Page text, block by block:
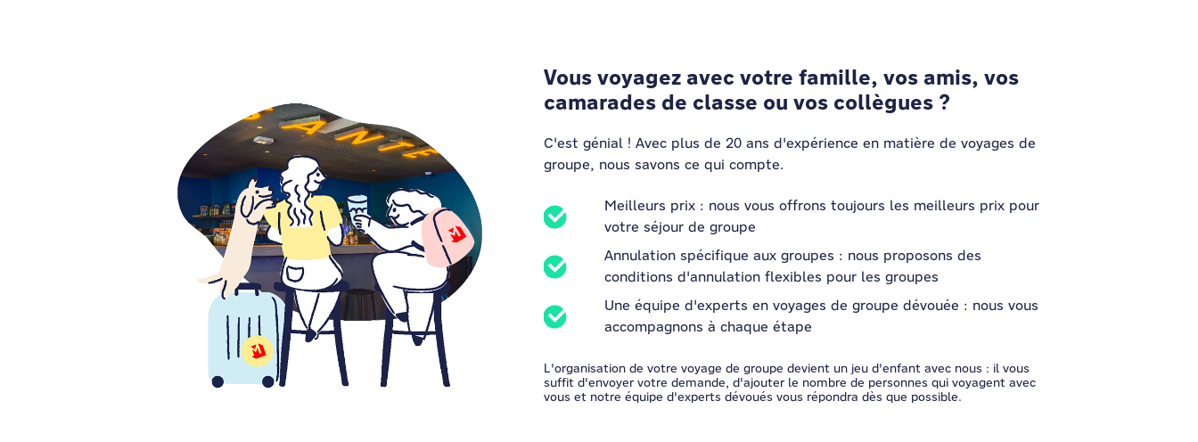
Vous voyagez avec votre famille, vos amis, vos
camarades de classe ou vos collègues ?
C'est génial ! Avec plus de 20 ans d'expérience en matière de voyages de
groupe, nous savons ce qui compte.
Meilleurs prix : nous vous offrons toujours les meilleurs prix pour
votre séjour de groupe
Annulation spécifique aux groupes : nous proposons des
conditions d'annulation flexibles pour les groupes
Une équipe d'experts en voyages de groupe dévouée : nous vous
accompagnons à chaque étape
L'organisation de votre voyage de groupe devient un jeu d'enfant avec nous : il vous
suffit d'envoyer votre demande, d'ajouter le nombre de personnes qui voyagent avec
vous et notre équipe d'experts dévoués vous répondra dès que possible.